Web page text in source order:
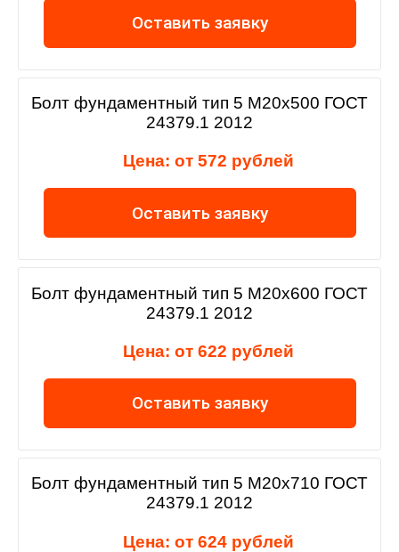
Оставить заявку
Болт фундаментный тип 5 М20х500 ГОСТ
24379.1 2012
Цена: от 572 рублей
Оставить заявку
Болт фундаментный тип 5 М20х600 ГОСТ
24379.1 2012
Цена: от 622 рублей
Оставить заявку
Болт фундаментный тип 5 М20х710 ГОСТ
24379.1 2012
Цена: от 624 рублей